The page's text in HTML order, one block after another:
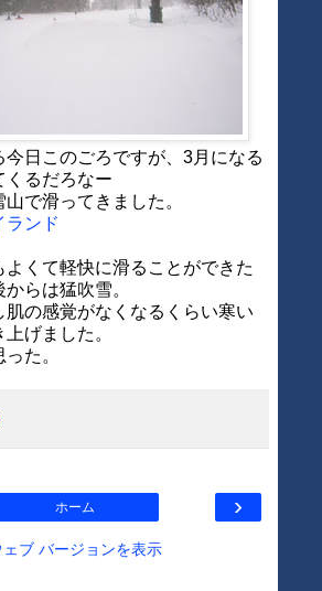
今日このごろですが、3月になる
くるだろなー
で滑ってきました。
ランド
よくて軽快に滑ることができた
らは猛吹雪。
肌の感覚がなくなるくらい寒い
げました。
た。
›
ホーム
ェブ バージョンを表示